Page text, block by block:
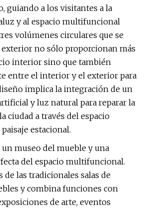
guiando a los visitantes a la
y al espacio multifuncional
volúmenes circulares que se
no sólo proporcionan más
interior sino que también
entre el interior y el exterior para
implica la integración de un
y luz natural para reparar la
ciudad a través del espacio
estacional.
un museo del mueble y una
del espacio multifuncional.
de las tradicionales salas de
y combina funciones con
de arte, eventos